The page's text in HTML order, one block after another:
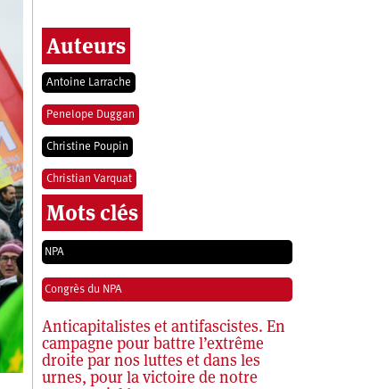
Auteurs
Antoine Larrache
Penelope Duggan
Christine Poupin
Christian Varquat
Mots clés
NPA
Congrès du NPA
Anticapitalistes et antifascistes. En
campagne pour battre l’extrême
droite par nos luttes et dans les
urnes, pour la victoire de notre